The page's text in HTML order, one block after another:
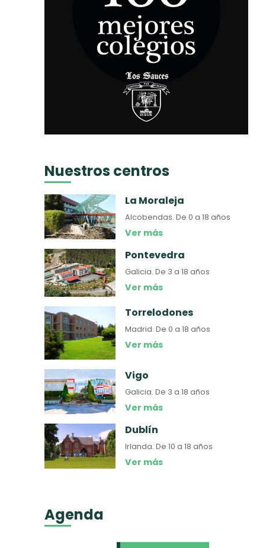
Nuestros centros
La Moraleja
Alcobendas.De 0 a 18 años
Ver más
Pontevedra
Galicia.De 3 a 18 años
Ver más
Torrelodones
Madrid.De 0 a 18 años
Ver más
Vigo
Galicia.De 3 a 18 años
Ver más
Dublín
Irlanda.De 10 a 18 años
Ver más
Agenda